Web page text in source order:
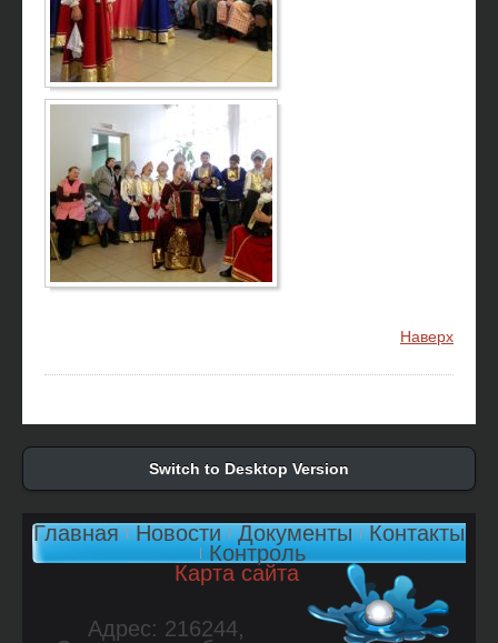
Наверх
Switch to Desktop Version
Главная Новости Документы
Контакты
Контроль
Карта сайта
Адрес: 216244,